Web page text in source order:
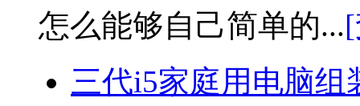
怎么能够自己简单的...
三代i5家庭用电脑组